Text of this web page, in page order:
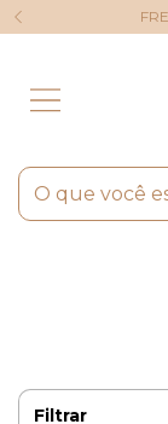
Filtrar